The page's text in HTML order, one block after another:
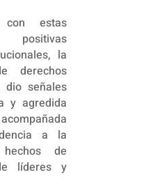
estas
la
derechos
dio señales
y agredida
a la
de
líderes y